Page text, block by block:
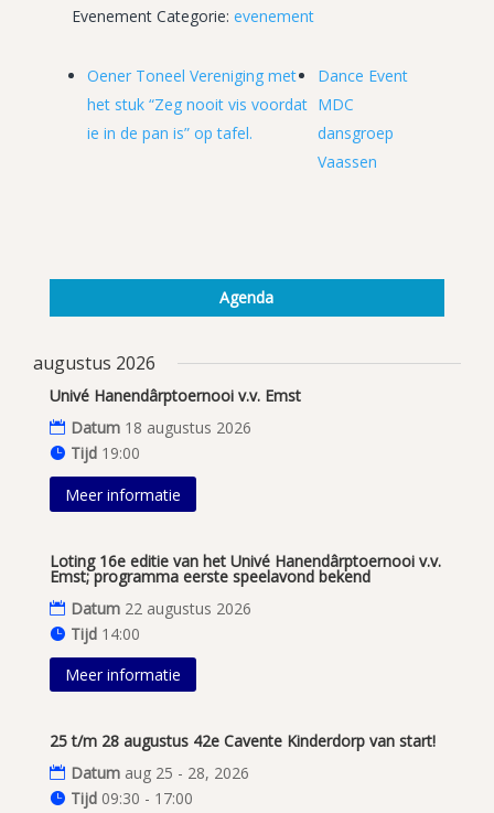
Evenement Categorie: evenement
Oener Toneel Vereniging met
het stuk “Zeg nooit vis voordat
ie in de pan is” op tafel.
Dance Event
MDC
dansgroep
Vaassen
Agenda
augustus 2026
Univé Hanendârptoernooi v.v. Emst
Datum 18 augustus 2026
Tijd 19:00
Meer informatie
Loting 16e editie van het Univé Hanendârptoernooi v.v.
Emst; programma eerste speelavond bekend
Datum 22 augustus 2026
Tijd 14:00
Meer informatie
25 t/m 28 augustus 42e Cavente Kinderdorp van start!
Datum aug 25 - 28, 2026
Tijd 09:30 - 17:00